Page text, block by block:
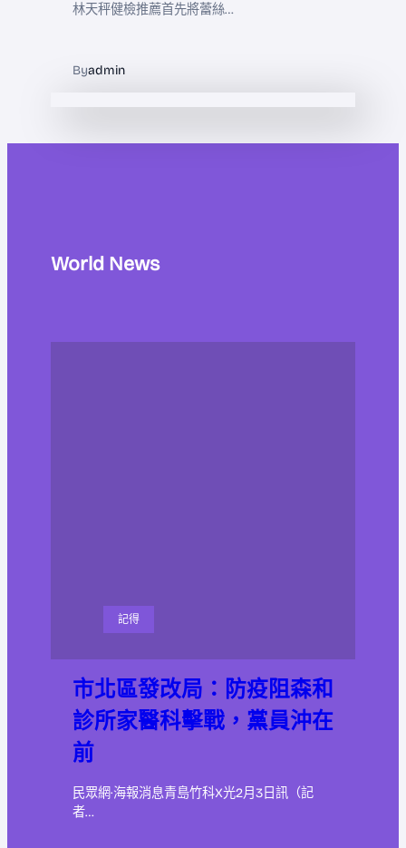
林天秤健檢推薦首先將蕾絲…
Byadmin
World News
記得
市北區發改局：防疫阻森和
診所家醫科擊戰，黨員沖在
前
民眾網·海報消息青島竹科X光2月3日訊（記
者…